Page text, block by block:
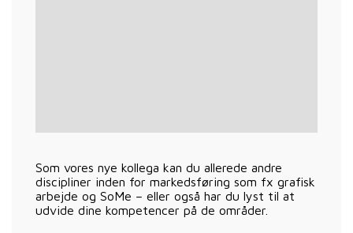
Som vores nye kollega kan du allerede andre
discipliner inden for markedsføring som fx grafisk
arbejde og SoMe – eller også har du lyst til at
udvide dine kompetencer på de områder.